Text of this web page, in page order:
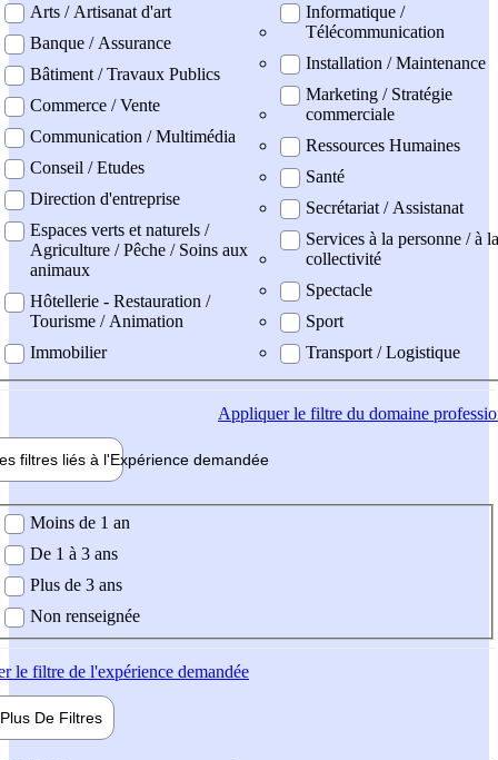
Arts / Artisanat d'art
Banque / Assurance
Bâtiment / Travaux Publics
Commerce / Vente
Communication / Multimédia
Conseil / Etudes
Direction d'entreprise
Espaces verts et naturels /
Agriculture / Pêche / Soins aux
animaux
Hôtellerie - Restauration /
Tourisme / Animation
Immobilier
Informatique /
Télécommunication
Installation / Maintenance
Marketing / Stratégie
commerciale
Ressources Humaines
Santé
Secrétariat / Assistanat
Services à la personne / à la
collectivité
Spectacle
Sport
Transport / Logistique
Appliquerle filtre du domaine
filtres liés à l'Expérience demandée
demandée
Moins de 1 an
De 1 à 3 ans
Plus de 3 ans
Non renseignée
le filtre de l'expérience demandée
Plus De Filtres